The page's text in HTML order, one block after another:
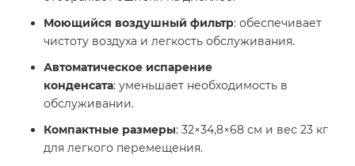
Моющийся воздушный фильтр: обеспечивает
чистоту воздуха и легкость обслуживания.
Автоматическое испарение
конденсата: уменьшает необходимость в
обслуживании.
Компактные размеры: 32×34,8×68 см и вес 23 кг
для легкого перемещения.